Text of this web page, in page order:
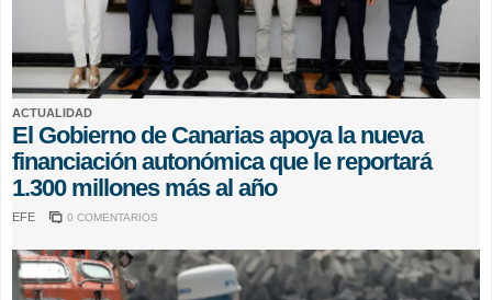
ACTUALIDAD
El Gobierno de Canarias apoya la nueva
financiación autonómica que le reportará
1.300 millones más al año
EFE 0 COMENTARIOS